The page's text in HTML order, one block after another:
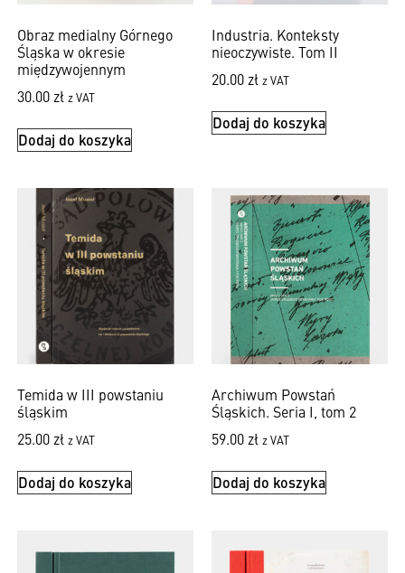
Obraz medialny Górnego
Śląska w okresie
międzywojennym
30.00 zł z VAT
Dodaj do koszyka
Industria. Konteksty
nieoczywiste. Tom II
20.00 zł z VAT
Dodaj do koszyka
Temida w III powstaniu
śląskim
25.00 zł z VAT
Dodaj do koszyka
Archiwum Powstań
Śląskich. Seria I, tom 2
59.00 zł z VAT
Dodaj do koszyka